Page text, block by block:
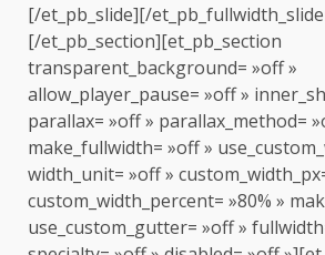
[/et_pb_slide][/
[/et_pb_section][et_pb_section
transparent_background= »off »
allow_player_pause= »off »
parallax= »off » parallax_method=
make_fullwidth= »off »
width_unit= »off »
custom_width_percent= »80% »
use_custom_gutter= »off »